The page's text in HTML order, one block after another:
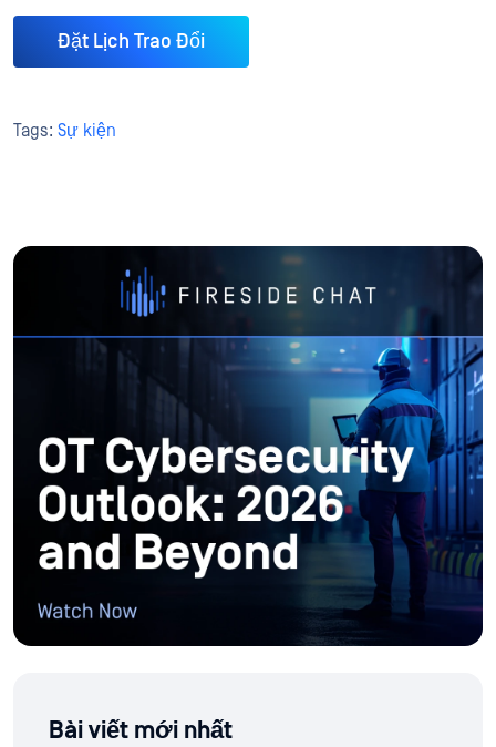
Đặt Lịch Trao Đổi
Tags: Sự kiện
Bài viết mới nhất